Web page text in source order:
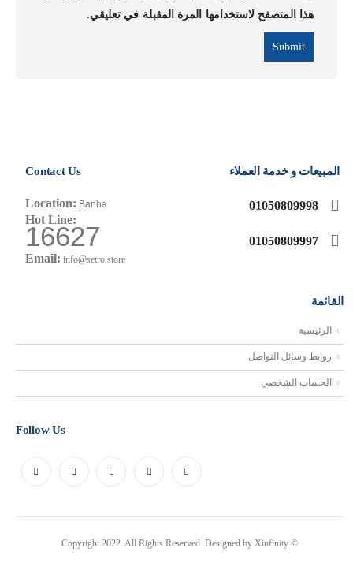
هذا المتصفح لاستخدامها المرة المقبلة في تعليقي.
المبيعات و خدمة العملاء
01050809998
01050809997
Contact Us
Location: Banha
Hot Line:
16627
Email: info@setro.store
القائمة
الرئيسية
روابط وسائل التواصل
الحساب الشخصي
Follow Us
© Copyright 2022. All Rights Reserved. Designed by
Xinfinity